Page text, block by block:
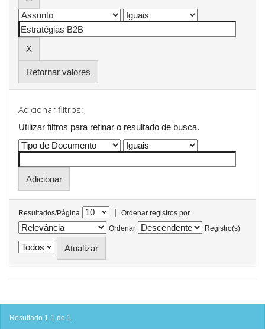
Retornar valores
Adicionar filtros:
Utilizar filtros para refinar o resultado de busca.
Resultados/Página |
Ordenar registros por
Ordenar
Registro(s)
Resultado 1-1 de 1.